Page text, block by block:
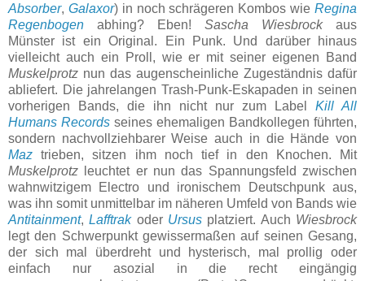
Absorber, Galaxor) in noch schrägeren Kombos wieRegina
Regenbogen abhing? Eben! Sascha Wiesbrockaus
Münster ist ein Original. Ein Punk. Und darüber hinaus
vielleicht auch ein Proll, wie er mit seiner eigenen Band
Muskelprotz nun das augenscheinliche Zugeständnis dafür
abliefert. Die jahrelangen Trash-Punk-Eskapaden in seinen
vorherigen Bands, die ihn nicht nur zum Label Kill All
Humans Records seines ehemaligen Bandkollegen führten,
sondern nachvollziehbarer Weise auch in die Hände von
Maz trieben, sitzen ihm noch tief in den Knochen. Mit
Muskelprotz leuchtet er nun das Spannungsfeld zwischen
wahnwitzigem Electro und ironischem Deutschpunk aus,
was ihn somit unmittelbar im näheren Umfeld von Bands wie
Antitainment,Lafftrakoder Ursus platziert. Auch Wiesbrock
legt den Schwerpunkt gewissermaßen auf seinen Gesang,
der sich mal überdreht und hysterisch, mal prollig oder
einfach nur asozial in die recht eingängig